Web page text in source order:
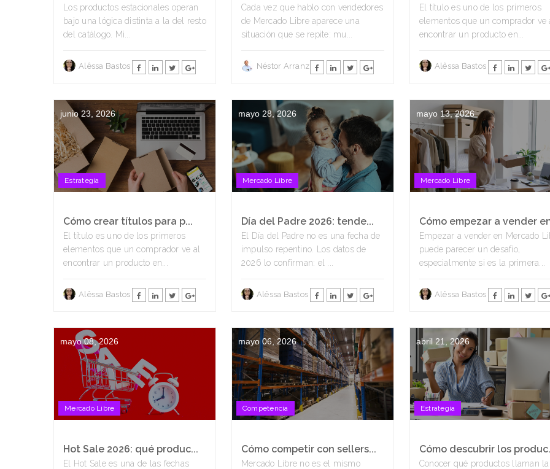
Los productos estacionales operan
bajo una lógica distinta a la del resto
del catálogo. Mi...
Alêssa Bastos
Cada vez que hablo con vendedores
de Mercado Libre aparece una
situación que se repite: mu...
Néstor Arranz
El título es uno de los primeros
elementos que un comprador ve
encontrar un producto en...
Alêssa Bastos
junio 23, 2026
Estrategia
Cómo crear títulos para p...
El título es uno de los primeros
elementos que un comprador ve al
encontrar un producto en...
Alêssa Bastos
mayo 28, 2026
Mercado Libre
Día del Padre 2026: tende...
El Día del Padre no es una fecha de
impulso repentino. Los datos de
2026 lo confirman: el ...
Alêssa Bastos
mayo 13, 2026
Mercado Libre
Cómo empezar a vender
Empezar a vender en Mercado
puede parecer un desafío,
especialmente si es la primera...
Alêssa Bastos
mayo 08, 2026
Mercado Libre
Hot Sale 2026: qué produc...
El Hot Sale es una de las fechas
mayo 06, 2026
Competencia
Cómo competir con sellers...
Mercado Libre no es el mismo
abril 21, 2026
Estrategia
Cómo descubrir los
Conocer qué productos llaman la